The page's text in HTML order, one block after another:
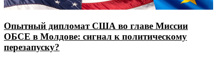
Опытный дипломат США во главе Миссии
ОБСЕ в Молдове: сигнал к политическому
перезапуску?